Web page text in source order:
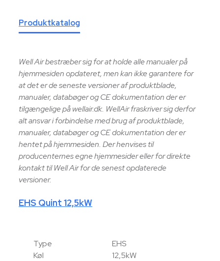
Produktkatalog
Well Air bestræber sig for at holde alle manualer på
hjemmesiden opdateret, men kan ikke garantere for
at det er de seneste versioner af produktblade,
manualer, databøger og CE dokumentation der er
tilgængelige på wellair.dk. WellAir fraskriver sig derfor
alt ansvar i forbindelse med brug af produktblade,
manualer, databøger og CE dokumentation der er
hentet på hjemmesiden. Der henvises til
producenternes egne hjemmesider eller for direkte
kontakt til Well Air for de senest opdaterede
versioner.
EHS Quint 12,5kW
Type
EHS
Køl
12,5kW